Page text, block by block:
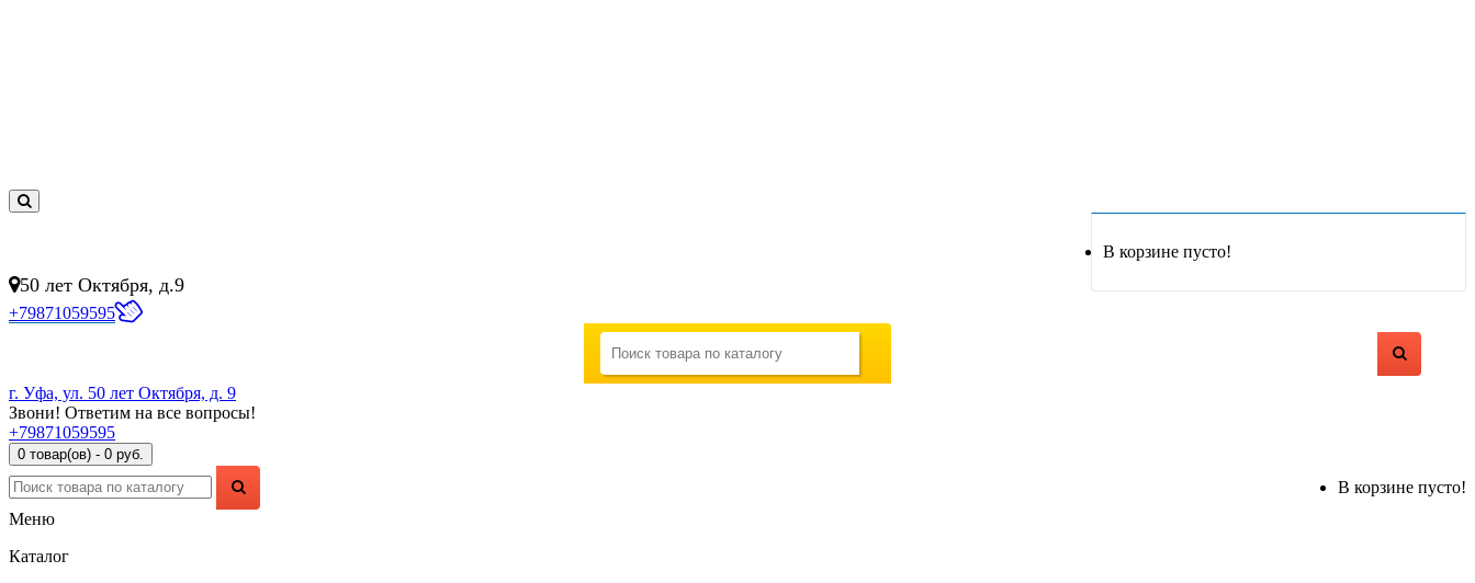
В корзине пусто!
50 лет Октября, д.9
+79871059595
г. Уфа, ул. 50 лет Октября, д. 9
Звони! Ответим на все вопросы!
+79871059595
0 товар(ов) - 0 руб.
В корзине пусто!
Меню
Каталог